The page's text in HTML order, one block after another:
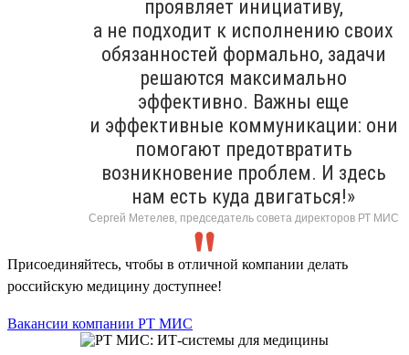
проявляет инициативу,
а не подходит к исполнению своих
обязанностей формально, задачи
решаются максимально
эффективно. Важны еще
и эффективные коммуникации: они
помогают предотвратить
возникновение проблем. И здесь
нам есть куда двигаться!»
Сергей Метелев, председатель совета директоров РТ МИС
Присоединяйтесь, чтобы в отличной компании делать
российскую медицину доступнее!
Вакансии компании РТ МИС